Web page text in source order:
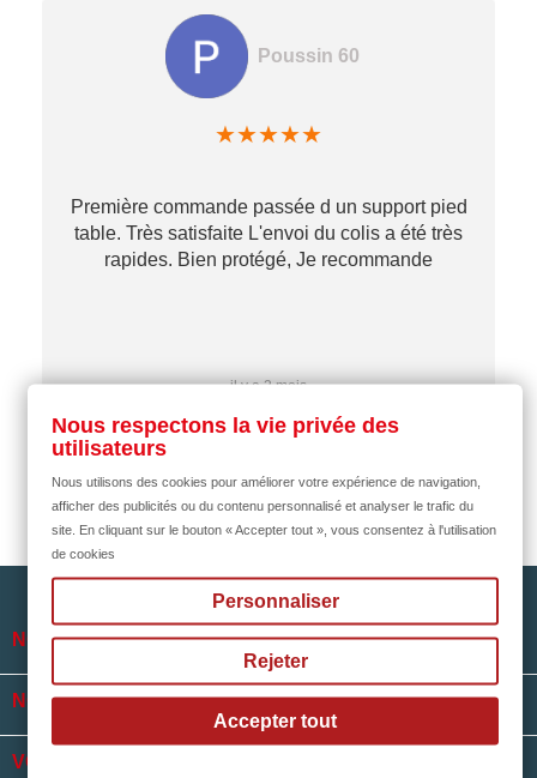
Poussin 60
★★★★★
Première commande passée d un support pied
table. Très satisfaite L'envoi du colis a été très
rapides. Bien protégé, Je recommande
il y a 2 mois
NOTRE SOCIÉTÉ 
NOS HORAIRES 
VOTRE COMPTE
Nous respectons la vie privée des
utilisateurs
Nous utilisons des cookies pour améliorer votre expérience de navigation,
afficher des publicités ou du contenu personnalisé et analyser le trafic du
site. En cliquant sur le bouton « Accepter tout », vous consentez à l'utilisation
de cookies
Personnaliser
Rejeter
Accepter tout